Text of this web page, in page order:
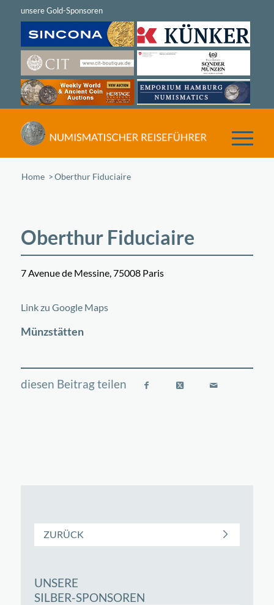
Home /Oberthur Fiduciaire
Oberthur Fiduciaire
7 Avenue de Messine, 75008 Paris
+
Link zu Google Maps
Münzstätten
ZURÜCK
UNSERE
SILBER-SPONSOREN